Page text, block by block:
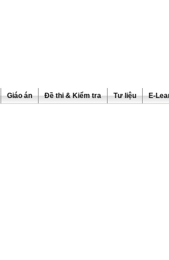
Giáo án Đề thi & Kiểm tra Tư liệu E-